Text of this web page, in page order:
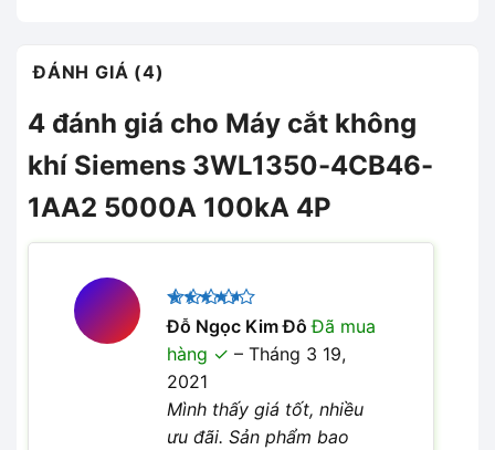
ĐÁNH GIÁ (4)
4 đánh giá cho Máy cắt không
khí Siemens 3WL1350-4CB46-
1AA2 5000A 100kA 4P
Được
xếp hạng
45 sao
Đỗ Ngọc Kim ĐôĐã mua
hàng
– Tháng 3 19,
2021
Mình thấy giá tốt, nhiều
ưu đãi. Sản phẩm bao